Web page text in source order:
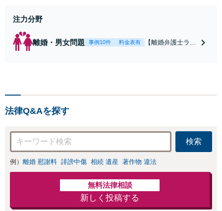
注力分野
離婚・男女問題 事例10件 料金表有
【離婚弁護士ラン
で金銭的に満足で
きる解決を目指し
ます。
法律Q&Aを探す
検索
例） 離婚 慰謝料 誹謗中傷 相続 遺産 著作物 違法
無料法律相談
新しく投稿する